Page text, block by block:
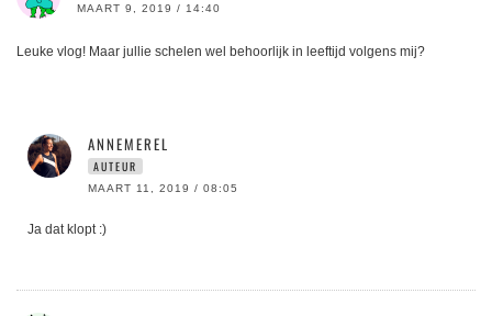
MAART 9, 2019 / 14:40
Leuke vlog! Maar jullie schelen wel behoorlijk in leeftijd volgens mij?
ANNEMEREL
AUTEUR
MAART 11, 2019 / 08:05
Ja dat klopt :)